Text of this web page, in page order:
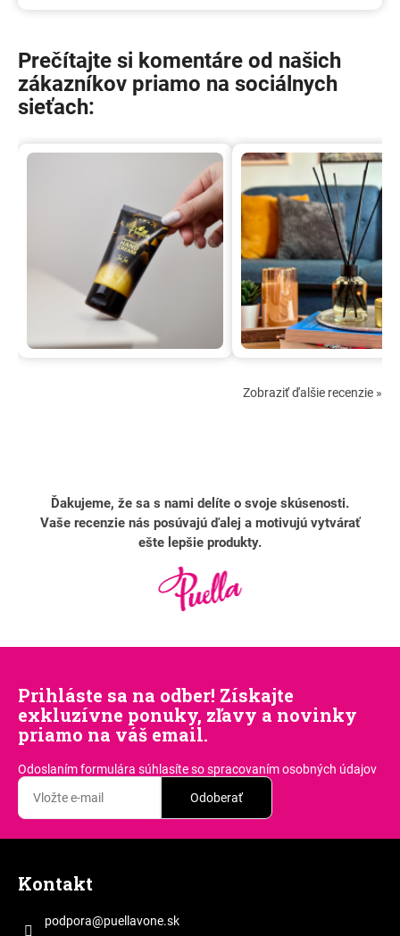
Prečítajte si komentáre od našich
zákazníkov priamo na sociálnych
sieťach:
Zobraziť ďalšie recenzie »
Ďakujeme, že sa s nami delíte o svoje skúsenosti.
Vaše recenzie nás posúvajú ďalej a motivujú vytvárať
ešte lepšie produkty.
Prihláste sa na odber! Získajte
exkluzívne ponuky, zľavy a novinky
priamo na váš email.
Odoslaním formulára súhlasíteso spracovaním osobných údajov
Odoberať
Kontakt
podpora@puellavone.sk